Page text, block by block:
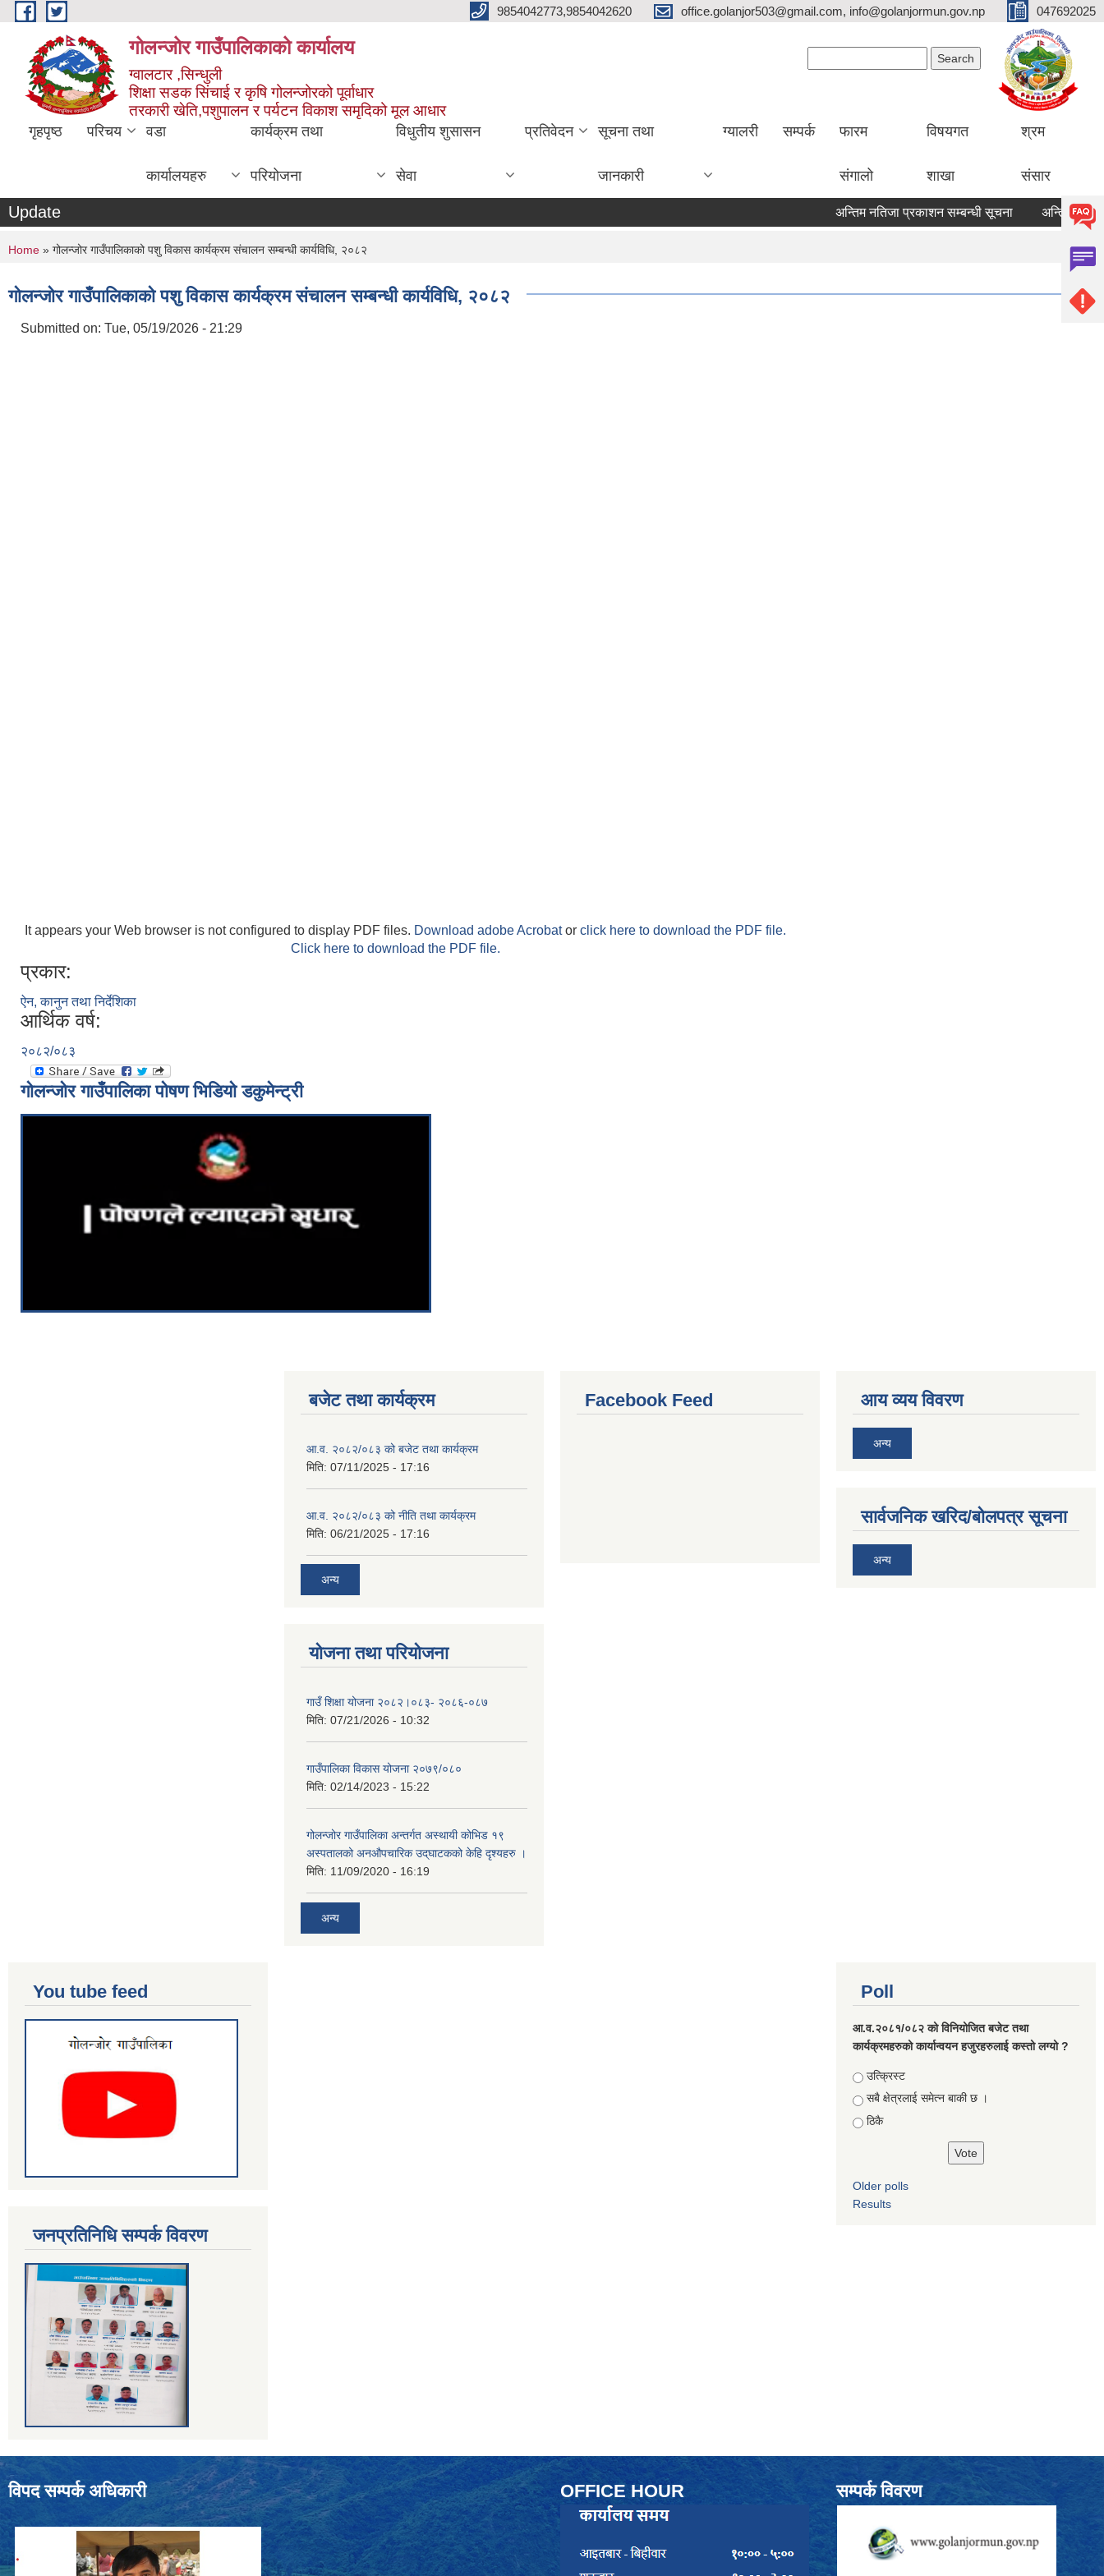
Skip to main content 9854042773,9854042620 office.golanjor503@gmail.com, info@golanjormun.gov.np 047692025
गोलन्जोर गाउँपालिकाको कार्यालय
ग्वालटार ,सिन्धुली
शिक्षा सडक सिंचाई र कृषि गोलन्जोरको पूर्वाधार
तरकारी खेति,पशुपालन र पर्यटन विकाश समृदिको मूल आधार
गृहपृष्ठ परिचय वडा
कार्यालयहरु
कार्यक्रम तथा
परियोजना
विधुतीय शुसासन
सेवा
प्रतिवेदन सूचना तथा
जानकारी
ग्यालरी सम्पर्क फारम
संगालो
विषयगत
शाखा
श्रम
संसार
Update अन्तिम नतिजा प्रकाशन सम्बन्धी सूचना अन्तिम नतिजा
You are here
Home » गोलन्जोर गाउँपालिकाको पशु विकास कार्यक्रम संचालन सम्बन्धी कार्यविधि, २०८२
गोलन्जोर गाउँपालिकाको पशु विकास कार्यक्रम संचालन सम्बन्धी कार्यविधि, २०८२
Submitted on: Tue, 05/19/2026 - 21:29
It appears your Web browser is not configured to display PDF files. Download adobe Acrobator click here to download the PDF file.
Click here to download the PDF file.
प्रकार:
ऐन, कानुन तथा निर्देशिका
आर्थिक वर्ष:
२०८२/०८३
गोलन्जोर गाउँपालिका पोषण भिडियो डकुमेन्ट्री
बजेट तथा कार्यक्रम
आ.व. २०८२/०८३ को बजेट तथा कार्यक्रम
मिति: 07/11/2025 - 17:16
आ.व. २०८२/०८३ को नीति तथा कार्यक्रम
मिति: 06/21/2025 - 17:16
अन्य
योजना तथा परियोजना
गाउँ शिक्षा योजना २०८२।०८३- २०८६-०८७
मिति: 07/21/2026 - 10:32
गाउँपालिका विकास योजना २०७९/०८०
मिति: 02/14/2023 - 15:22
गोलन्जोर गाउँपालिका अन्तर्गत अस्थायी कोभिड १९
अस्पतालको अनऔपचारिक उद्‌घाटकको केहि दृश्यहरु ।
मिति: 11/09/2020 - 16:19
अन्य
Facebook Feed आय व्यय विवरण
अन्य
सार्वजनिक खरिद/बोलपत्र सूचना
अन्य
You tube feed
जनप्रतिनिधि सम्पर्क विवरण
Poll
आ.व.२०८१/०८२ को विनियोजित बजेट तथा
कार्यक्रमहरुको कार्यान्वयन हजुरहरुलाई कस्तो लग्यो ?
Choices
उत्क्रिस्ट
सबै क्षेत्रलाई समेत्न बाकी छ ।
ठिकै
Older polls
Results
विपद सम्पर्क अधिकारी OFFICE HOUR सम्पर्क विवरण